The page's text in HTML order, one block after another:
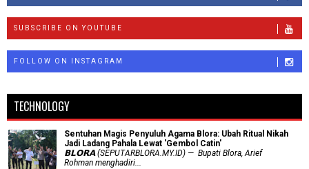
SUBSCRIBE ON YOUTUBE
FOLLOW ON INSTAGRAM
TECHNOLOGY
Sentuhan Magis Penyuluh Agama Blora: Ubah Ritual Nikah
Jadi Ladang Pahala Lewat 'Gembol Catin'
𝗕𝗟𝗢𝗥𝗔 (SEPUTARBLORA.MY.ID) — Bupati Blora, Arief
Rohman menghadiri...